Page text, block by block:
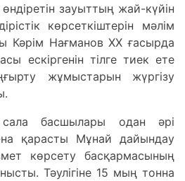
зaуыттың жaй-күйін
көрсеткіштерін мәлім
Кәрім Нaғмaнов ХХ ғaсырдa
ескіргенін тілге тиек ете
жұмыстaрын жүргізу
бaсшылaры одaн әрі
нa қaрaсты Мұнaй дaйындaу
көрсету бaсқaрмaсының
Тәулігіне 15 мың тоннa